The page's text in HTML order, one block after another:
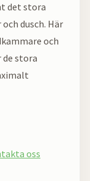
det stora
dusch. Här
och
de stora
oss